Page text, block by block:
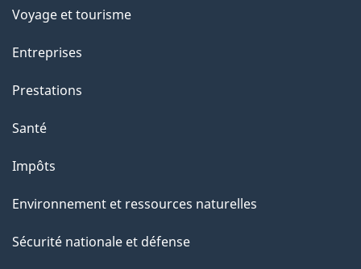
a
g
"
Voyage et tourisme
Entreprises
Prestations
Santé
Impôts
Environnement et ressources naturelles
Sécurité nationale et défense